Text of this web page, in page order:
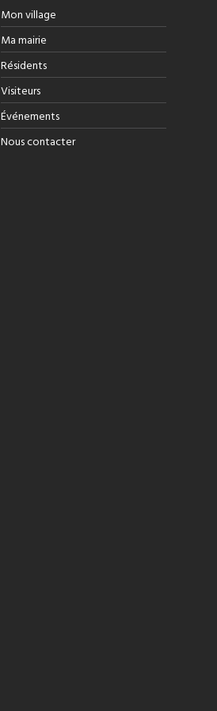
Mon village
Ma mairie
Résidents
Visiteurs
Événements
Nous contacter